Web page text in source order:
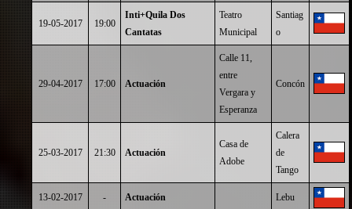
19-05-2017 19:00
Inti+Quila Dos
Cantatas
Teatro
Municipal
Santiag
o
29-04-2017 17:00 Actuación
Calle 11,
entre
Vergara y
Esperanza
Concón
25-03-2017 21:30 Actuación
Casa de
Adobe
Calera
de
Tango
13-02-2017 - Actuación Lebu